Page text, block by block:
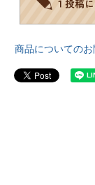
商品についての